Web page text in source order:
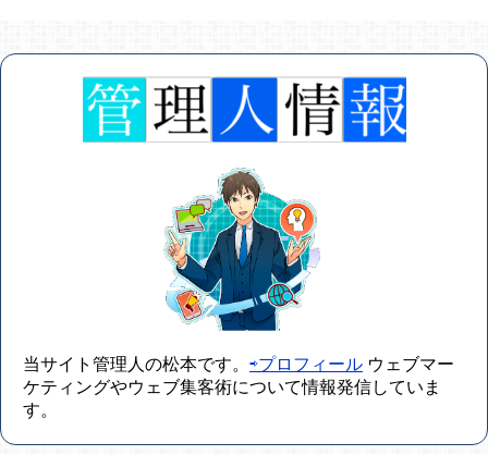
当サイト管理人の松本です。 ⇨プロフィール ウェブマー
ケティングやウェブ集客術について情報発信していま
す。